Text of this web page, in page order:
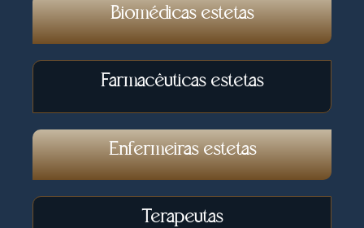
Biomédicas estetas
Farmacêuticas estetas
Enfermeiras estetas
Terapeutas